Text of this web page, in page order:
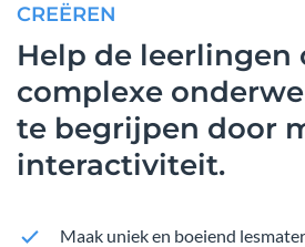
CREËREN
Help de leerlingen
complexe
te begrijpen door
interactiviteit.
Maak uniek en boeiend